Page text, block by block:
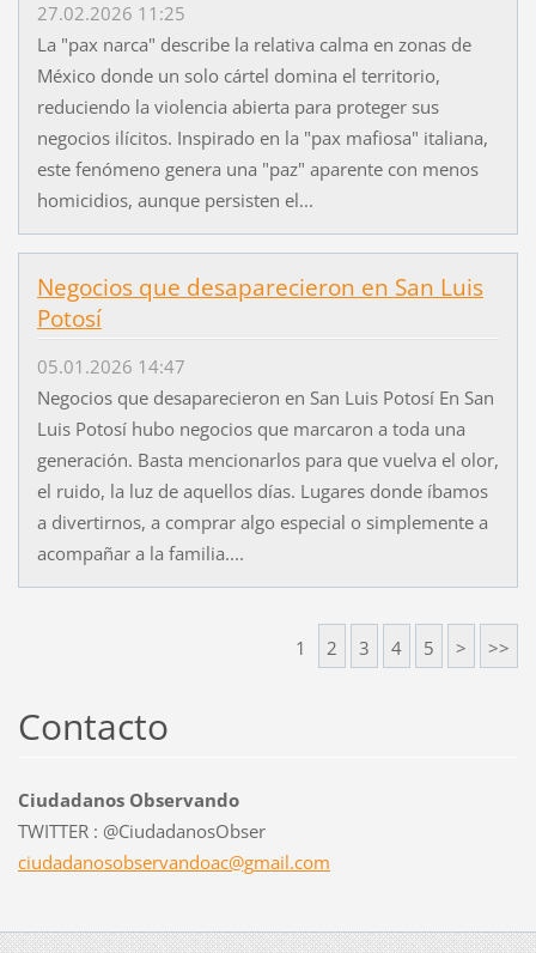
27.02.2026 11:25
La "pax narca" describe la relativa calma en zonas de
México donde un solo cártel domina el territorio,
reduciendo la violencia abierta para proteger sus
negocios ilícitos. Inspirado en la "pax mafiosa" italiana,
este fenómeno genera una "paz" aparente con menos
homicidios, aunque persisten el...
Negocios que desaparecieron en San Luis
Potosí
05.01.2026 14:47
Negocios que desaparecieron en San Luis Potosí En San
Luis Potosí hubo negocios que marcaron a toda una
generación. Basta mencionarlos para que vuelva el olor,
el ruido, la luz de aquellos días. Lugares donde íbamos
a divertirnos, a comprar algo especial o simplemente a
acompañar a la familia....
1 2 3 4 5 > >>
Contacto
Ciudadanos Observando
TWITTER : @CiudadanosObser
ciudadanosobservandoac@gmail.com